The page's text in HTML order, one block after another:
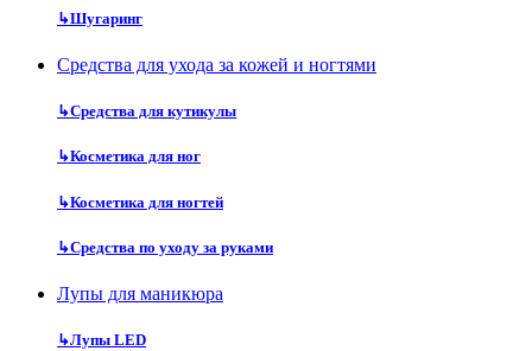
↳Шугаринг
Средства для ухода за кожей и ногтями
↳Средства для кутикулы
↳Косметика для ног
↳Косметика для ногтей
↳Средства по уходу за руками
Лупы для маникюра
↳Лупы LED